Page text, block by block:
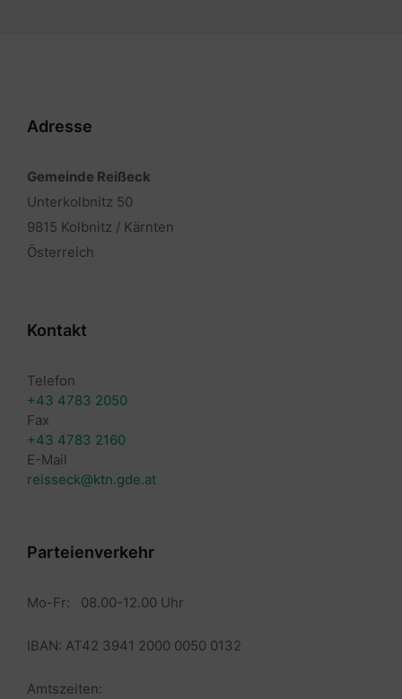
Adresse
Gemeinde Reißeck
Unterkolbnitz 50
9815 Kolbnitz / Kärnten
Österreich
Kontakt
Telefon
+43 4783 2050
Fax
+43 4783 2160
E-Mail
reisseck@ktn.gde.at
Parteienverkehr
Mo-Fr: 08.00-12.00 Uhr
IBAN: AT42 3941 2000 0050 0132
Amtszeiten: